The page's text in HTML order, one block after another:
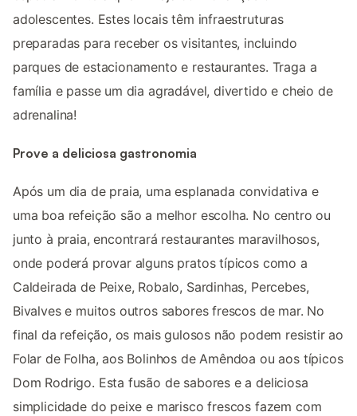
adolescentes. Estes locais têm infraestruturas
preparadas para receber os visitantes, incluindo
parques de estacionamento e restaurantes. Traga a
família e passe um dia agradável, divertido e cheio de
adrenalina!
Prove a deliciosa gastronomia
Após um dia de praia, uma esplanada convidativa e
uma boa refeição são a melhor escolha. No centro ou
junto à praia, encontrará restaurantes maravilhosos,
onde poderá provar alguns pratos típicos como a
Caldeirada de Peixe, Robalo, Sardinhas, Percebes,
Bivalves e muitos outros sabores frescos de mar. No
final da refeição, os mais gulosos não podem resistir ao
Folar de Folha, aos Bolinhos de Amêndoa ou aos típicos
Dom Rodrigo. Esta fusão de sabores e a deliciosa
simplicidade do peixe e marisco frescos fazem com